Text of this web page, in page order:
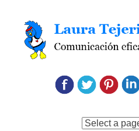
Saltar al contenido